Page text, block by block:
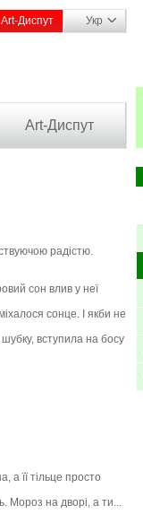
Art-Диспут Укр
Art-Диспут
радістю.
сон влив у неї
сонце. І якби не
вступила на босу
її тільце просто
Мороз на дворі, а ти...